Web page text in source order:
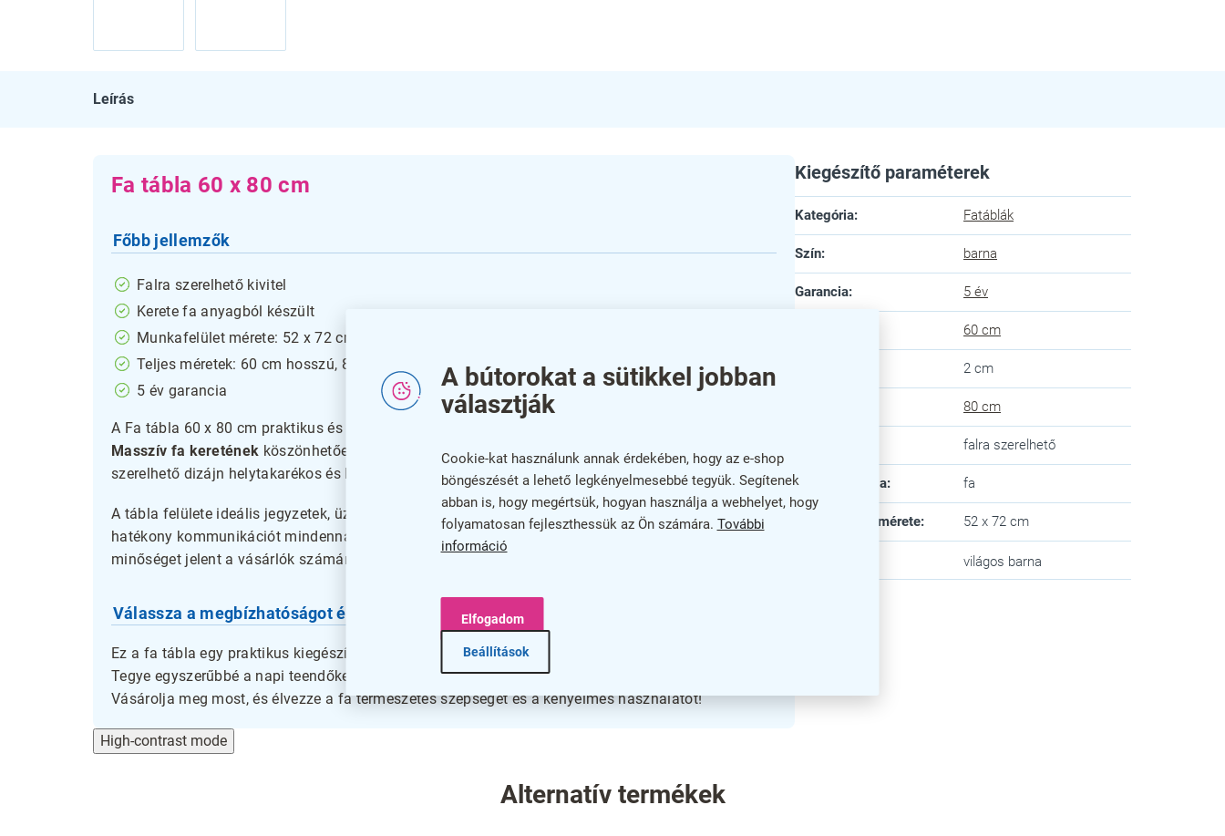
A bútorokat a sütikkel jobban
választják
Cookie-kat használunk annak érdekében, hogy az e-shop
böngészését a lehető legkényelmesebbé tegyük. Segítenek
abban is, hogy megértsük, hogyan használja a webhelyet, hogy
folyamatosan fejleszthessük az Ön számára. További
információ
Beállítások
Elfogadom
Leírás
Fa tábla 60 x 80 cm
Főbb jellemzők
Falra szerelhető kivitel
Kerete fa anyagból készült
Munkafelület mérete: 52 x 72 cm
Teljes méretek: 60 cm hosszú, 80 cm magas, 2 cm mély
5 év garancia
A Fa tábla 60 x 80 cm praktikus és stílusos megoldás bármilyen otthoni vagy iroda környezetbe.
Masszív fa keretének köszönhetően hosszú távon megbízhatóan használható, miközben a falra
szerelhető dizájn helytakarékos és könnyen integrálható a térbe.
A tábla felülete ideális jegyzetek, üzenetek vagy fontos információk megjelenítésére, így elősegíti a
hatékony kommunikációt mindennapjaink során.
Ég az 5 év garancia
minőséget jelent a vásárlók számára.
Válassza a megbízhatóságot és a tartósságot!
Ez a fa tábla egy praktikus kiegészítő, amely harmonikusan illeszkedik bármilyen belső térhez.
Tegye egyszerűbbé a napi teendőket, és rendezze az információkat egy áttekinthető felületen.
Vásárolja meg most, és élvezze a fa természetes szépségét és a kényelmes használatot!
Kiegészítő paraméterek
Kategória: Fatáblák
Szín: barna
Garancia: 5 év
60 cm
2 cm
80 cm
falra szerelhető
A keret anyaga: fa
Munkafelület mérete: 52 x 72 cm
világos barna
High-contrast mode
Alternatív termékek